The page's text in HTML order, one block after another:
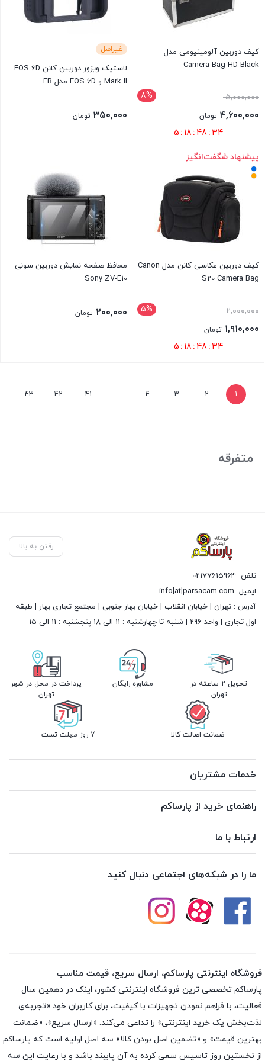
کیف دوربین آلومینیومی مدل
Camera Bag HD Black
8% ۵,۰۰۰,۰۰۰قیمت
اصلی
۵,۰۰۰,۰۰۰ تومان
۴,۶۰۰,۰۰۰ تومان
است.
5 : 18 : 48 : 34
بستن
غیراصل
لاستیک ویزور دوربین کانن EOS 6D
Mark II و EOS 6D مدل EB
۳۵۰,۰۰۰ تومان
پیشنهاد شگفت‌انگیز
کیف دوربین عکاسی کانن مدل Canon
S20 Camera Bag
۵% ۲,۰۰۰,۰۰۰
۱,۹۱۰,۰۰۰ تومان
5 : 18 : 48 : 34
محافظ صفحه نمایش دوربین سونی
Sony ZV-E10
۲۰۰,۰۰۰ تومان
1
2
3
4
…
41
42
43
متفرقه
رفتن به بالا
تلفن 02177615964
ایمیل info[at]parsacam.com
آدرس : تهران | خیابان انقلاب | خیابان بهار جنوبی | مجتمع تجاری بهار | طبقه
اول تجاری | واحد 296 | شنبه تا چهارشنبه : 11 الی 18 پنجشنبه : 11 الی 15
تحویل 2 ساعته در
تهران
مشاوره رایگان
پرداخت در محل در شهر
تهران
ضمانت اصالت کالا 7 روز مهلت تست
خدمات مشتریان
راهنمای خرید از پارساکم
ارتباط با ما
ما را در شبکه‌های اجتماعی دنبال کنید
فروشگاه اینترنتی پارساکم، ارسال سریع، قیمت مناسب
پارساکم تخصصی ترین فروشگاه اینترنتی کشور، اینک در دهمین سال
فعالیت، با فراهم نمودن تجهیزات با کیفیت، برای کاربران خود «تجربه‌ی
لذت‌بخش یک خرید اینترنتی» را تداعی می‌کند. «ارسال سریع»، «ضمانت
بهترین قیمت» و «تضمین اصل بودن کالا» سه اصل اولیه است که پارساکم
از نخستین روز تاسیس سعی کرده به آن پایبند باشد و با رعایت این سه